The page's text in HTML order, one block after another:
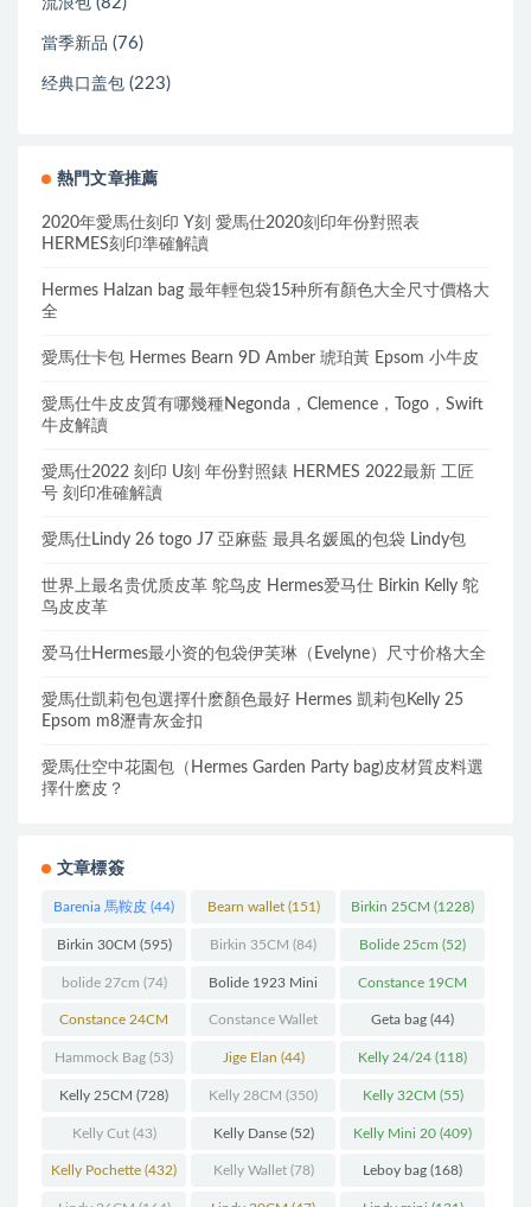
流浪包
當季新品 (76)
经典口盖包 (223)
熱門文章推薦
2020年愛馬仕刻印 Y刻 愛馬仕2020刻印年份對照表
HERMES刻印準確解讀
Hermes Halzan bag 最年輕包袋15种所有顏色大全尺寸價格大
全
愛馬仕卡包 Hermes Bearn 9D Amber 琥珀黃 Epsom 小牛皮
愛馬仕牛皮皮質有哪幾種Negonda，Clemence，Togo，Swift
牛皮解讀
愛馬仕2022 刻印 U刻 年份對照錶 HERMES 2022最新 工匠
号 刻印准確解讀
愛馬仕Lindy 26 togo J7 亞麻藍 最具名媛風的包袋 Lindy包
世界上最名贵优质皮革 鸵鸟皮 Hermes爱马仕 Birkin Kelly 鸵
鸟皮皮革
爱马仕Hermes最小资的包袋伊芙琳（Evelyne）尺寸价格大全
愛馬仕凱莉包包選擇什麽顏色最好 Hermes 凱莉包Kelly 25
Epsom m8瀝青灰金扣
愛馬仕空中花園包（Hermes Garden Party bag)皮材質皮料選
擇什麽皮？
文章標簽
Barenia 馬鞍皮 (44) Bearn wallet(151) Birkin 25CM (1228)
Birkin 30CM (595) Birkin 35CM (84) Bolide 25cm (52)
bolide 27cm (74) Bolide 1923 Mini
(93)
Constance 19CM
(571)
Constance 24CM
(216)
Constance Wallet
(60)
Geta bag (44)
Hammock Bag (53) Jige Elan (44) Kelly 24/24 (118)
Kelly 25CM (728) Kelly 28CM (350) Kelly 32CM (55)
Kelly Cut(43) Kelly Danse(52) Kelly Mini 20 (409)
Kelly Pochette (432) Kelly Wallet(78) Leboy bag (168)